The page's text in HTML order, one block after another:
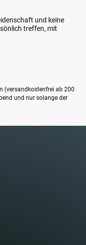
und keine
treffen, mit
(versandkostenfrei ab 200
und nur solange der